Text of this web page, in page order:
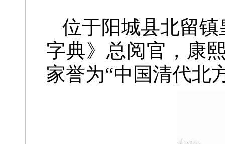
位于阳城县北留镇
字典》总阅官， 康
家誉为“中国清代北